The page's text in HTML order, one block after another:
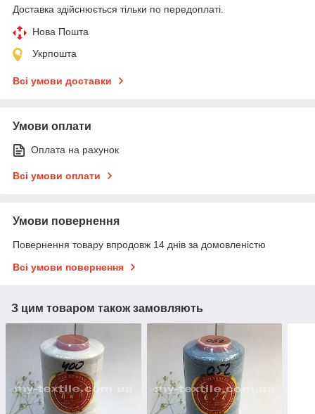
Доставка здійснюється тільки по передоплаті.
Нова Пошта
Укрпошта
Всі умови доставки
Умови оплати
Оплата на рахунок
Всі умови оплати
Умови повернення
Повернення товару впродовж 14 днів за домовленістю
Всі умови повернення
З цим товаром також замовляють